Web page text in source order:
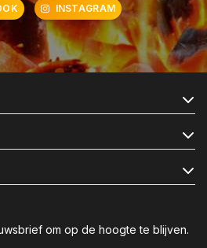
INSTAGRAM
om op de hoogte te blijven.